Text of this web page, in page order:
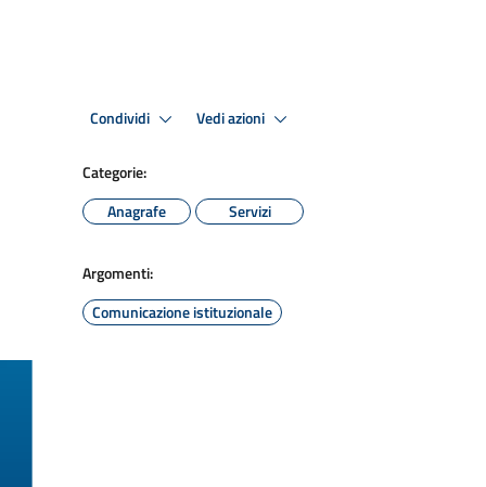
Condividi Vedi azioni
Categorie:
Anagrafe
Servizi
Argomenti:
Comunicazione istituzionale